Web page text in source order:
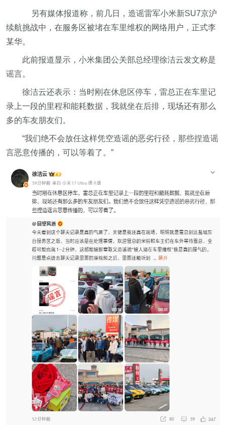
另有媒体报道称，前几日，造谣雷军小米新SU7京沪
续航挑战中，在服务区被堵在车里维权的网络用户，正式李
某华。
此前报道显示，小米集团公关部总经理徐洁云发文称是
谣言。
徐洁云还表示：当时刚在休息区停车，雷总正在车里记
录上一段的里程和能耗数据，我就坐在后排，现场还有那么
多的车友朋友们。
“我们绝不会放任这样凭空造谣的恶劣行径，那些捏造谣
言恶意传播的，可以等着了。”